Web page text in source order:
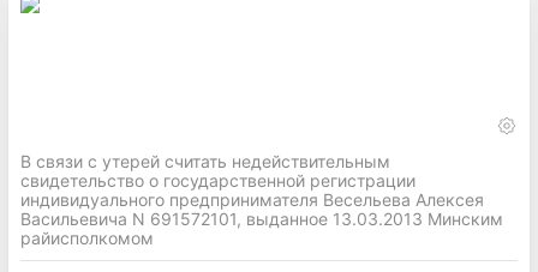
В связи с утерей считать недействительным
свидетельство о государственной регистрации
индивидуального предпринимателя Весельева Алексея
Васильевича N 691572101, выданное 13.03.2013 Минским
райисполкомом